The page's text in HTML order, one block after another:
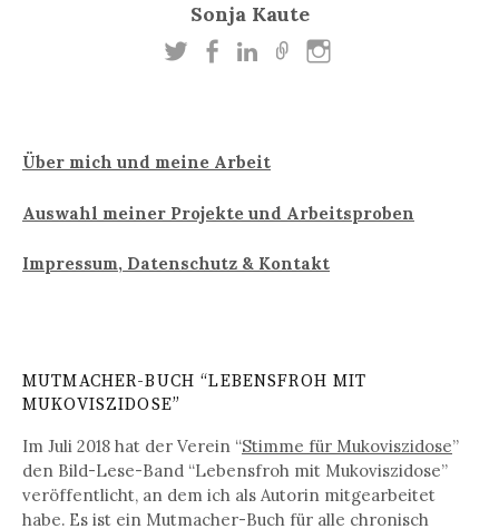
Sonja Kaute
Über mich und meine Arbeit
Auswahl meiner Projekte und Arbeitsproben
Impressum, Datenschutz & Kontakt
MUTMACHER-BUCH “LEBENSFROH MIT
MUKOVISZIDOSE”
Im Juli 2018 hat der Verein “Stimme für Mukoviszidose”
den Bild-Lese-Band “Lebensfroh mit Mukoviszidose”
veröffentlicht, an dem ich als Autorin mitgearbeitet
habe. Es ist ein Mutmacher-Buch für alle chronisch